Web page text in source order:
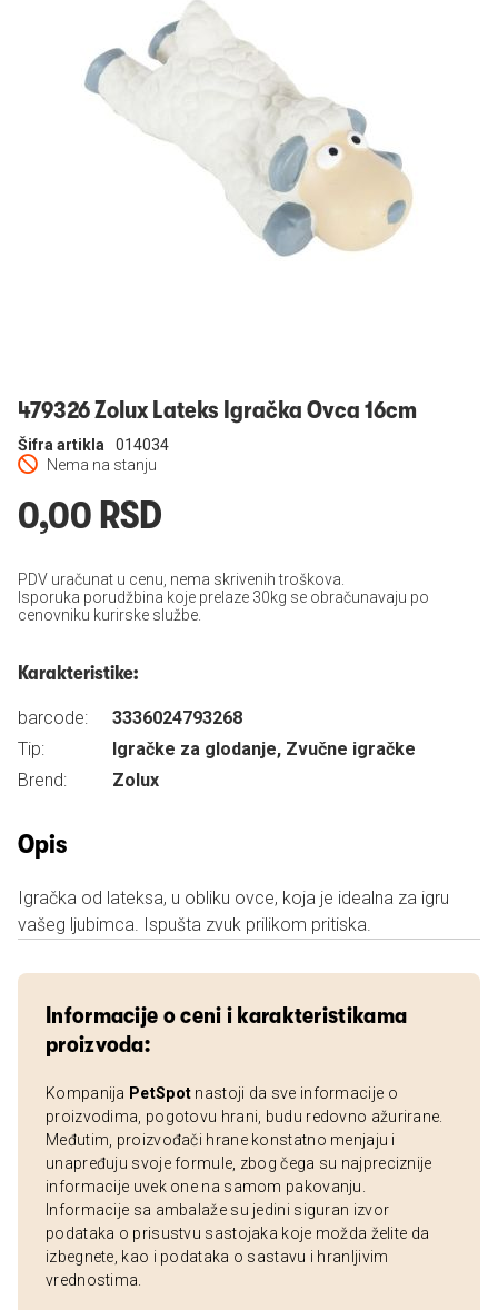
479326 Zolux Lateks Igračka Ovca 16cm
Nema na stanju
Šifra artikla 014034
0,00 RSD
PDV uračunat u cenu, nema skrivenih troškova.
Isporuka porudžbina koje prelaze 30kg se obračunavaju po
cenovniku kurirske službe.
Karakteristike:
barcode:
3336024793268
Tip:
Igračke za glodanje, Zvučne igračke
Brend:
Zolux
Opis
Igračka od lateksa, u obliku ovce, koja je idealna za igru
vašeg ljubimca. Ispušta zvuk prilikom pritiska.
Informacije o ceni i karakteristikama
proizvoda:
Kompanija PetSpot nastoji da sve informacije o
proizvodima, pogotovu hrani, budu redovno ažurirane.
Međutim, proizvođači hrane konstatno menjaju i
unapređuju svoje formule, zbog čega su najpreciznije
informacije uvek one na samom pakovanju.
Informacije sa ambalaže su jedini siguran izvor
podataka o prisustvu sastojaka koje možda želite da
izbegnete, kao i podataka o sastavu i hranljivim
vrednostima.